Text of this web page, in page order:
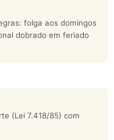
folga aos domingos
dobrado em feriado
(Lei 7.418/85) com